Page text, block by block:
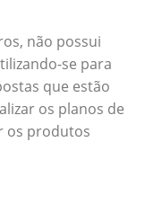
não possui
se para
que estão
os planos de
os produtos